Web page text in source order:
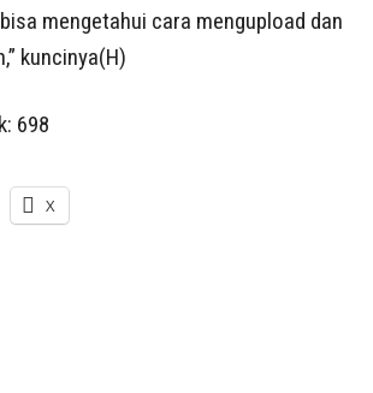
mengetahui cara mengupload dan
kuncinya(H)
698
X